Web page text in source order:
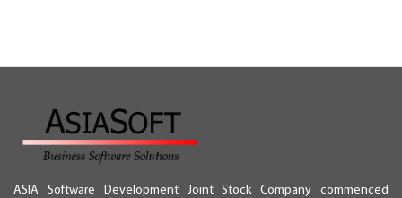
ASIA Software Development Joint Stock Company commenced